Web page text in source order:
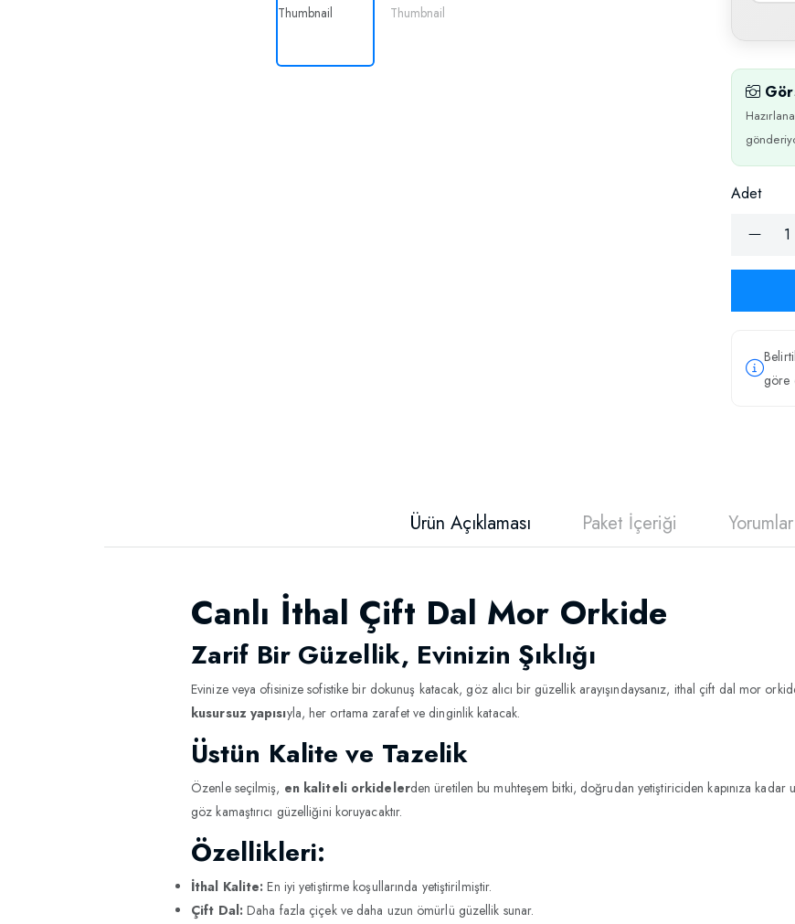
Adet
göre
Ürün Açıklaması Paket İçeriği
Canlı İthal Çift Dal Mor Orkide
Zarif Bir Güzellik, Evinizin Şıklığı
Evinize veya ofisinize sofistike bir dokunuş katacak, göz alıcı bir güzellik arayışındaysanız, ithal çift dal mor
kusursuz yapısıyla, her ortama zarafet ve dinginlik katacak.
Üstün Kalite ve Tazelik
Özenle seçilmiş, en kaliteli orkidelerden üretilen bu muhteşem bitki, doğrudan yetiştiriciden kapınıza kadar
göz kamaştırıcı güzelliğini koruyacaktır.
Özellikleri:
İthal Kalite: En iyi yetiştirme koşullarında yetiştirilmiştir.
Çift Dal: Daha fazla çiçek ve daha uzun ömürlü güzellik sunar.